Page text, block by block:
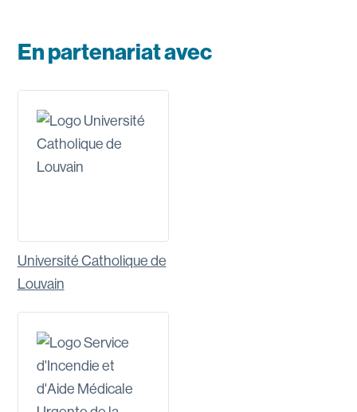
En partenariat avec
Université Catholique de
Louvain